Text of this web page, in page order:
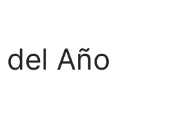
Año